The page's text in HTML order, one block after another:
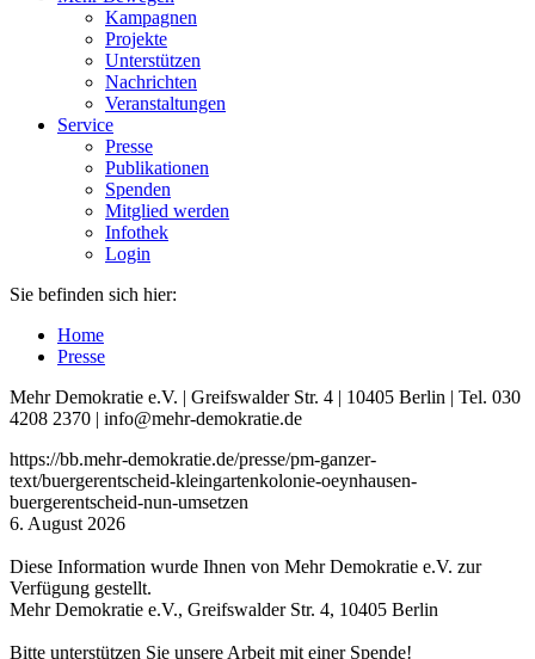
Kampagnen
Projekte
Unterstützen
Nachrichten
Veranstaltungen
Service
Presse
Publikationen
Spenden
Mitglied werden
Infothek
Login
Sie befinden sich hier:
Home
Presse
Mehr Demokratie e.V. | Greifswalder Str. 4 | 10405 Berlin | Tel. 030
4208 2370 | info@mehr-demokratie.de
https://bb.mehr-demokratie.de/presse/pm-ganzer-
text/buergerentscheid-kleingartenkolonie-oeynhausen-
buergerentscheid-nun-umsetzen
6. August 2026
Diese Information wurde Ihnen von Mehr Demokratie e.V. zur
Verfügung gestellt.
Mehr Demokratie e.V., Greifswalder Str. 4, 10405 Berlin
Bitte unterstützen Sie unsere Arbeit mit einer Spende!